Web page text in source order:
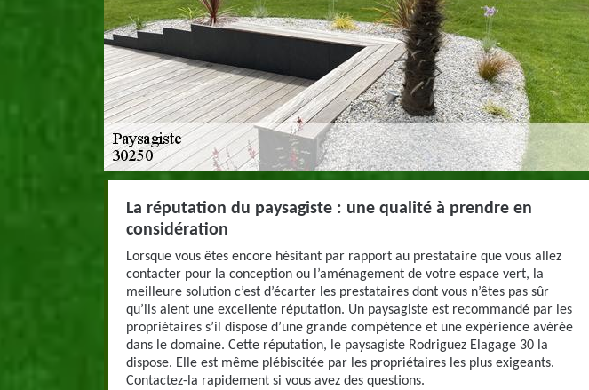
La réputation du paysagiste : une qualité à prendre en
considération
Lorsque vous êtes encore hésitant par rapport au prestataire que vous allez
contacter pour la conception ou l’aménagement de votre espace vert, la
meilleure solution c’est d’écarter les prestataires dont vous n’êtes pas sûr
qu’ils aient une excellente réputation. Un paysagiste est recommandé par les
propriétaires s’il dispose d’une grande compétence et une expérience avérée
dans le domaine. Cette réputation, le paysagiste Rodriguez Elagage 30 la
dispose. Elle est même plébiscitée par les propriétaires les plus exigeants.
Contactez-la rapidement si vous avez des questions.